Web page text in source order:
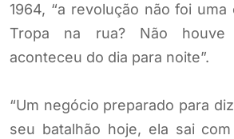
1964, “a revolução não foi uma
Tropa na rua? Não houve
aconteceu do dia para noite”.
“Um negócio preparado para
seu batalhão hoje, ela sai